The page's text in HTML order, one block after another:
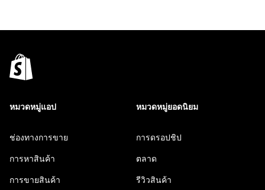
หมวดหมู่แอป
ช่องทางการขาย
การหาสินค้า
การขายสินค้า
หมวดหมู่ยอดนิยม
การดรอปชิป
ตลาด
รีวิวสินค้า